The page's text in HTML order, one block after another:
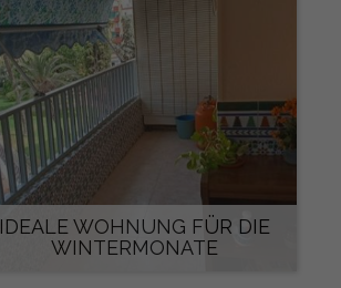
IDEALE WOHNUNG FÜR DIE
WINTERMONATE